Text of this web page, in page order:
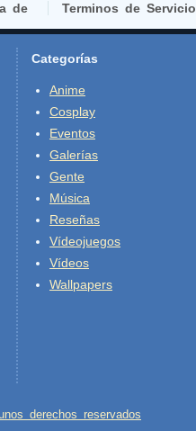
de Terminos de Servicio
Categorías
Anime
Cosplay
Eventos
Galerías
Gente
Música
Reseñas
Vídeojuegos
Vídeos
Wallpapers
derechos reservados